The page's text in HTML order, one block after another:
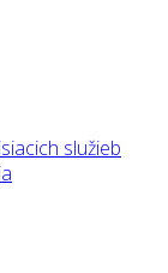
služieb